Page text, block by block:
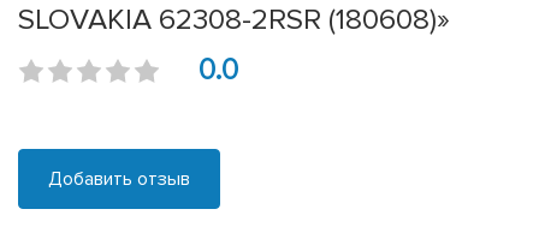
SLOVAKIA 62308-2RSR (180608)»
0.0
Добавить отзыв